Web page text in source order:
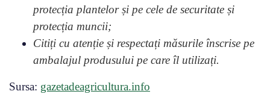
protecția plantelor și pe cele de securitate și
protecția muncii;
Citiți cu atenție și respectați măsurile înscrise pe
ambalajul produsului pe care îl utilizați.
Sursa: gazetadeagricultura.info